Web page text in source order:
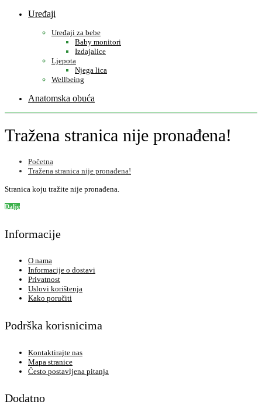
Uređaji
Uređaji za bebe
Baby monitori
Izdajalice
Ljepota
Njega lica
Wellbeing
Anatomska obuća
Tražena stranica nije pronađena!
Početna
Tražena stranica nije pronađena!
Stranica koju tražite nije pronađena.
Dalje
Informacije
O nama
Informacije o dostavi
Privatnost
Uslovi korištenja
Kako poručiti
Podrška korisnicima
Kontaktirajte nas
Mapa stranice
Često postavljena pitanja
Dodatno